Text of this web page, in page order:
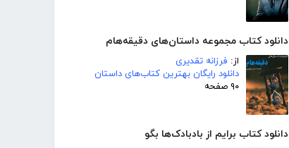
دانلود کتاب مجموعه داستان‌های دقیقه‌هام
از: فرزانه تقدیری
دانلود رایگان بهترین کتاب‌های داستان
۹۰ صفحه
دانلود کتاب برایم از بادبادک‌ها بگو